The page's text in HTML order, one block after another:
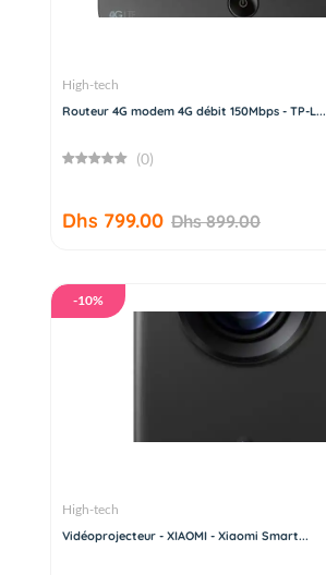
High-tech
Routeur 4G modem 4G débit 150Mbps - TP-L...
(0)
Dhs 799.00 Dhs 899.00
-10%
High-tech
Vidéoprojecteur - XIAOMI - Xiaomi Smart...